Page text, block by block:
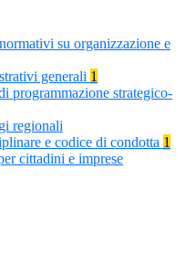
su organizzazione e
generali 1
programmazione strategico-
regionali
e codice di condotta 1
cittadini e imprese